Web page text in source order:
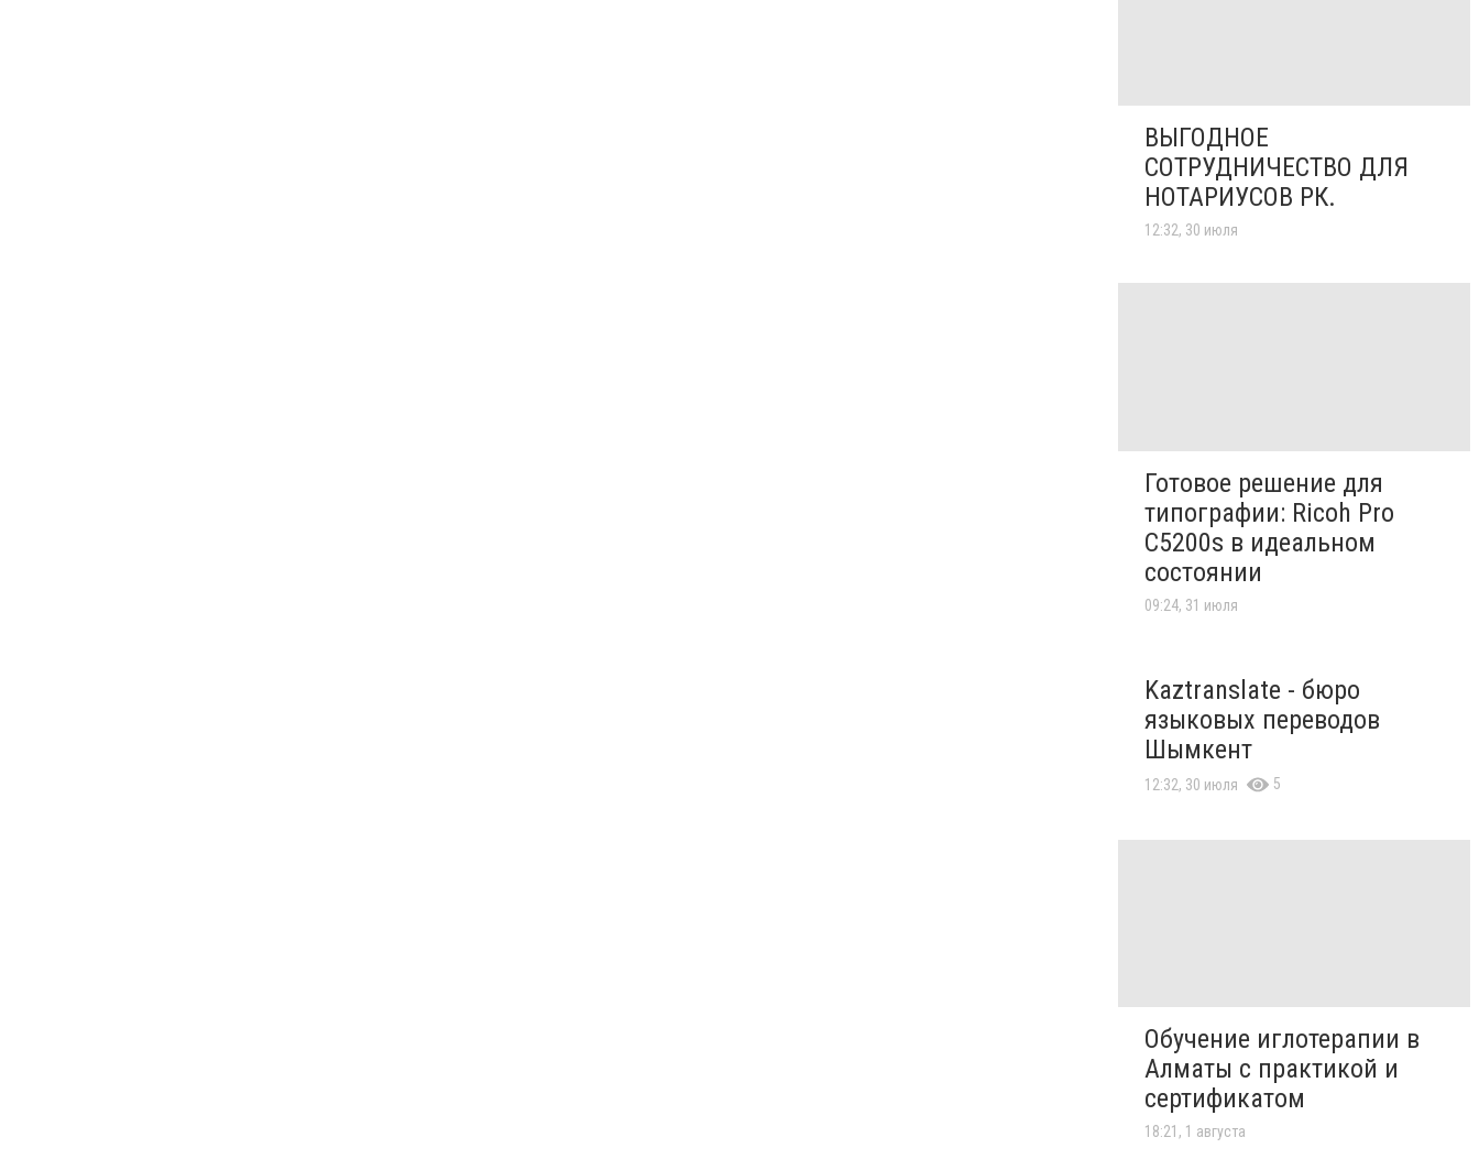
ВЫГОДНОЕ
СОТРУДНИЧЕСТВО ДЛЯ
НОТАРИУСОВ РК.
12:32, 30 июля
Готовое решение для
типографии: Ricoh Pro
C5200s в идеальном
состоянии
09:24, 31 июля
Kaztranslate - бюро
языковых переводов
Шымкент
12:32, 30 июля 5
Обучение иглотерапии в
Алматы с практикой и
сертификатом
18:21, 1 августа